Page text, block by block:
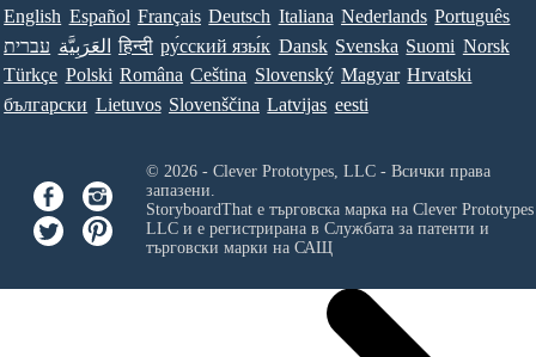
English Español Français Deutsch Italiana Nederlands Português
עברית العَرَبِيَّة हिन्दी ру́сский язы́к Dansk Svenska Suomi Norsk
Türkçe Polski Româna Ceština Slovenský Magyar Hrvatski
български Lietuvos Slovenščina Latvijas eesti
© 2026 - Clever Prototypes, LLC - Всички права
запазени.
StoryboardThat е търговска марка на Clever
LLCи е регистрирана в Службата за патенти и
търговски марки на САЩ